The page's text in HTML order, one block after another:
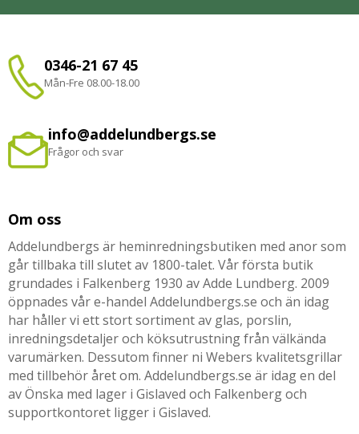
0346-21 67 45
Mån-Fre 08.00-18.00
info@addelundbergs.se
Frågor och svar
Om oss
Addelundbergs är heminredningsbutiken med anor som
går tillbaka till slutet av 1800-talet. Vår första butik
grundades i Falkenberg 1930 av Adde Lundberg. 2009
öppnades vår e-handel Addelundbergs.se och än idag
har håller vi ett stort sortiment av glas, porslin,
inredningsdetaljer och köksutrustning från välkända
varumärken. Dessutom finner ni Webers kvalitetsgrillar
med tillbehör året om. Addelundbergs.se är idag en del
av Önska med lager i Gislaved och Falkenberg och
supportkontoret ligger i Gislaved.